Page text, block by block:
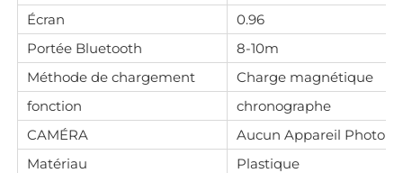
Écran
0.96
Portée Bluetooth
8-10m
Méthode de chargement
Charge magnétique
fonction
chronographe
CAMÉRA
Aucun Appareil Photo
Matériau
Plastique